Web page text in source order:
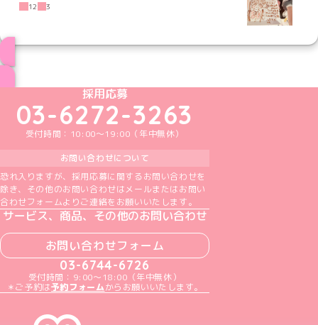
12
3
めいどりーみんTikTok公式アカウント
めいどりーみんX公式アカウント
めいどりーみんInstagram公式アカウント
めいどりーみんFacebook公式アカウン
めいどりーみんYouTube公式アカ
採用応募
03-6272-3263
受付時間：10:00～19:00（年中無休）
お問い合わせについて
恐れ入りますが、採用応募に関するお問い合わせを
除き、その他のお問い合わせはメールまたはお問い
合わせフォームよりご連絡をお願いいたします。
サービス、商品、その他のお問い合わせ
お問い合わせフォーム
03-6744-6726
受付時間：9:00～18:00（年中無休）
＊ご予約は予約フォームからお願いいたします。